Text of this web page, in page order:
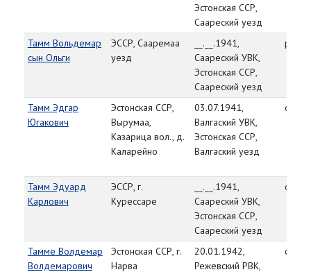
Эстонская ССР,
Саареский уезд
Тамм Вольдемар
сын Ольги
ЭССР, Сааремаа
уезд
__.__.1941,
Саареский УВК,
Эстонская ССР,
Саареский уезд
Тамм Эдгар
Югакович
Эстонская ССР,
Вырумаа,
Казарица вол., д.
Каларейно
03.07.1941,
Валгаский УВК,
Эстонская ССР,
Валгаский уезд
ст.
Тамм Эдуард
Карлович
ЭССР, г.
Курессаре
__.__.1941,
Саареский УВК,
Эстонская ССР,
Саареский уезд
ст.
Тамме Волдемар
Волдемарович
Эстонская ССР, г.
Нарва
20.01.1942,
Режевский РВК,
ст.